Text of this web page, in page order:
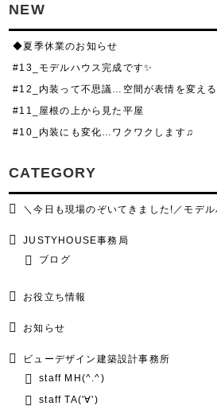
NEW
◆夏季休業のお知らせ
#13_モデルハウス完成です✨
#12_内装って不思議…空間が表情を変える
#11_屋根の上から見た平屋
#10_内装にも変化…ワクワクします♫
CATEGORY
＼今日も現場のぞいてきました!／モデル
JUSTYHOUSE事務局
ブログ
お役立ち情報
お知らせ
ビューデザイン建築設計事務所
staff MH(^.^)
staff TA('∀')